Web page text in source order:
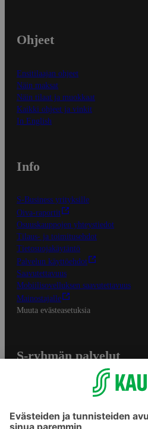
Ohjeet
Ensitilaajan ohjeet
Näin maksat
Näin tilaat ja muokkaat
Kaikki ohjeet ja vinkit
In English
Info
S-Business yrityksille
Oiva-raportit
Osuuskauppojen yhteystiedot
Tilaus- ja toimitusehdot
Tietosuojakäytäntö
Palvelun käyttöehdot
Saavutettavuus
Mobiilisovelluksen saavutettavuus
Mainostajalle
Muuta evästeasetuksia
S-ryhmän palvelut
Yhteishyvä Ruoka -sovellus